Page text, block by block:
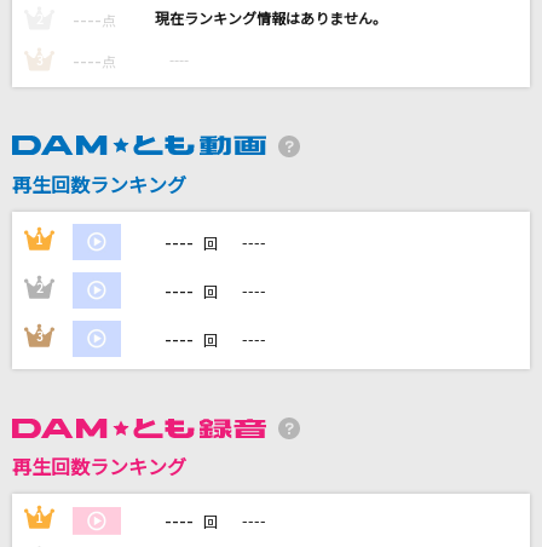
DREAMS COME TRUE
会いたくて 会いたくて
Chevon
カラオケ最新情報をチェック！
---- 点 ----
3 ---- 点 ----
再生回数ランキング
1 ---- 回 ----
2 ---- 回 ----
3 ---- 回 ----
再生回数ランキング
1 ---- 回 ----